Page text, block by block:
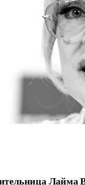
Лайма